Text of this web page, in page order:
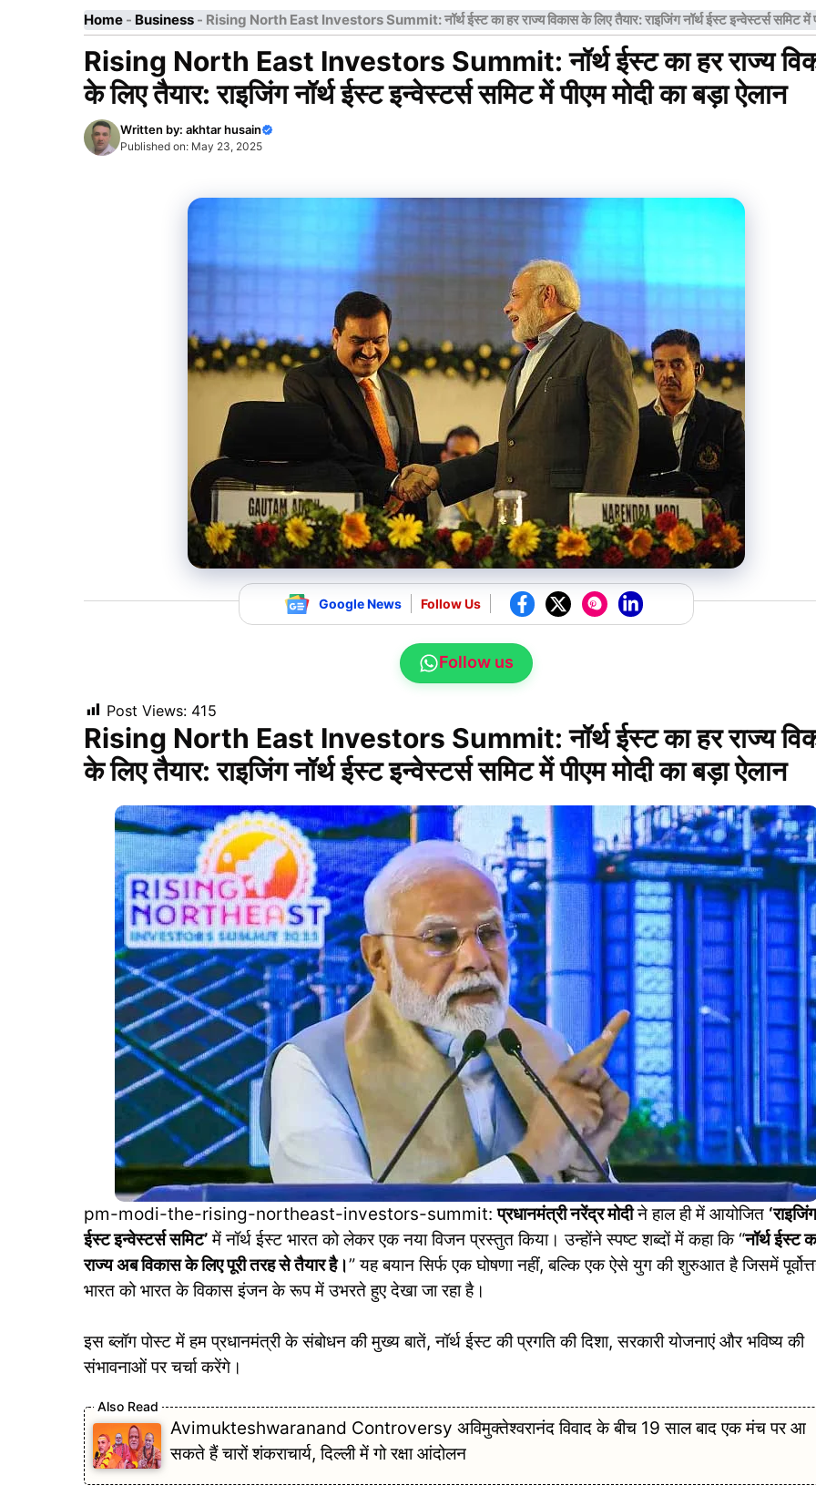
Home - Business - Rising North East Investors Summit: नॉर्थ ईस्ट का हर राज्य विकास के लिए तैयार: राइजिंग नॉर्थ ईस्ट इन्वेस्टर्स समिट में
Rising North East Investors Summit: नॉर्थ ईस्ट का हर राज्य
के लिए तैयार: राइजिंग नॉर्थ ईस्ट इन्वेस्टर्स समिट में पीएम मोदी का बड़ा ऐलान
Written by: akhtar husain
Published on: May 23, 2025
Google News Follow Us
Follow us
Post Views: 415
Rising North East Investors Summit: नॉर्थ ईस्ट का हर राज्य
के लिए तैयार: राइजिंग नॉर्थ ईस्ट इन्वेस्टर्स समिट में पीएम मोदी का बड़ा ऐलान
pm-modi-the-rising-northeast-investors-summit:प्रधानमंत्री नरेंद्र मोदीने हाल ही में आयोजित
ईस्ट इन्वेस्टर्स समिट’में नॉर्थ ईस्ट भारत को लेकर एक नया विजन प्रस्तुत किया। उन्होंने स्पष्ट शब्दों में कहा कि “नॉर्थ ईस्ट
राज्य अब विकास के लिए पूरी तरह से तैयार है।” यह बयान सिर्फ एक घोषणा नहीं, बल्कि एक ऐसे युग की शुरुआत है जिसमें
भारत को भारत के विकास इंजन के रूप में उभरते हुए देखा जा रहा है।
इस ब्लॉग पोस्ट में हम प्रधानमंत्री के संबोधन की मुख्य बातें, नॉर्थ ईस्ट की प्रगति की दिशा, सरकारी योजनाएं और भविष्य की
संभावनाओं पर चर्चा करेंगे।
Avimukteshwaranand Controversy अविमुक्तेश्वरानंद विवाद के बीच 19 साल बाद एक मंच पर आ
सकते हैं चारों शंकराचार्य, दिल्ली में गो रक्षा आंदोलन